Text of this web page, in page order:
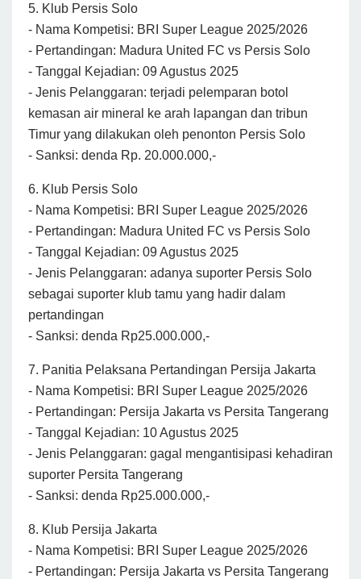
5. Klub Persis Solo
- Nama Kompetisi: BRI Super League 2025/2026
- Pertandingan: Madura United FC vs Persis Solo
- Tanggal Kejadian: 09 Agustus 2025
- Jenis Pelanggaran: terjadi pelemparan botol
kemasan air mineral ke arah lapangan dan tribun
Timur yang dilakukan oleh penonton Persis Solo
- Sanksi: denda Rp. 20.000.000,-
6. Klub Persis Solo
- Nama Kompetisi: BRI Super League 2025/2026
- Pertandingan: Madura United FC vs Persis Solo
- Tanggal Kejadian: 09 Agustus 2025
- Jenis Pelanggaran: adanya suporter Persis Solo
sebagai suporter klub tamu yang hadir dalam
pertandingan
- Sanksi: denda Rp25.000.000,-
7. Panitia Pelaksana Pertandingan Persija Jakarta
- Nama Kompetisi: BRI Super League 2025/2026
- Pertandingan: Persija Jakarta vs Persita Tangerang
- Tanggal Kejadian: 10 Agustus 2025
- Jenis Pelanggaran: gagal mengantisipasi kehadiran
suporter Persita Tangerang
- Sanksi: denda Rp25.000.000,-
8. Klub Persija Jakarta
- Nama Kompetisi: BRI Super League 2025/2026
- Pertandingan: Persija Jakarta vs Persita Tangerang